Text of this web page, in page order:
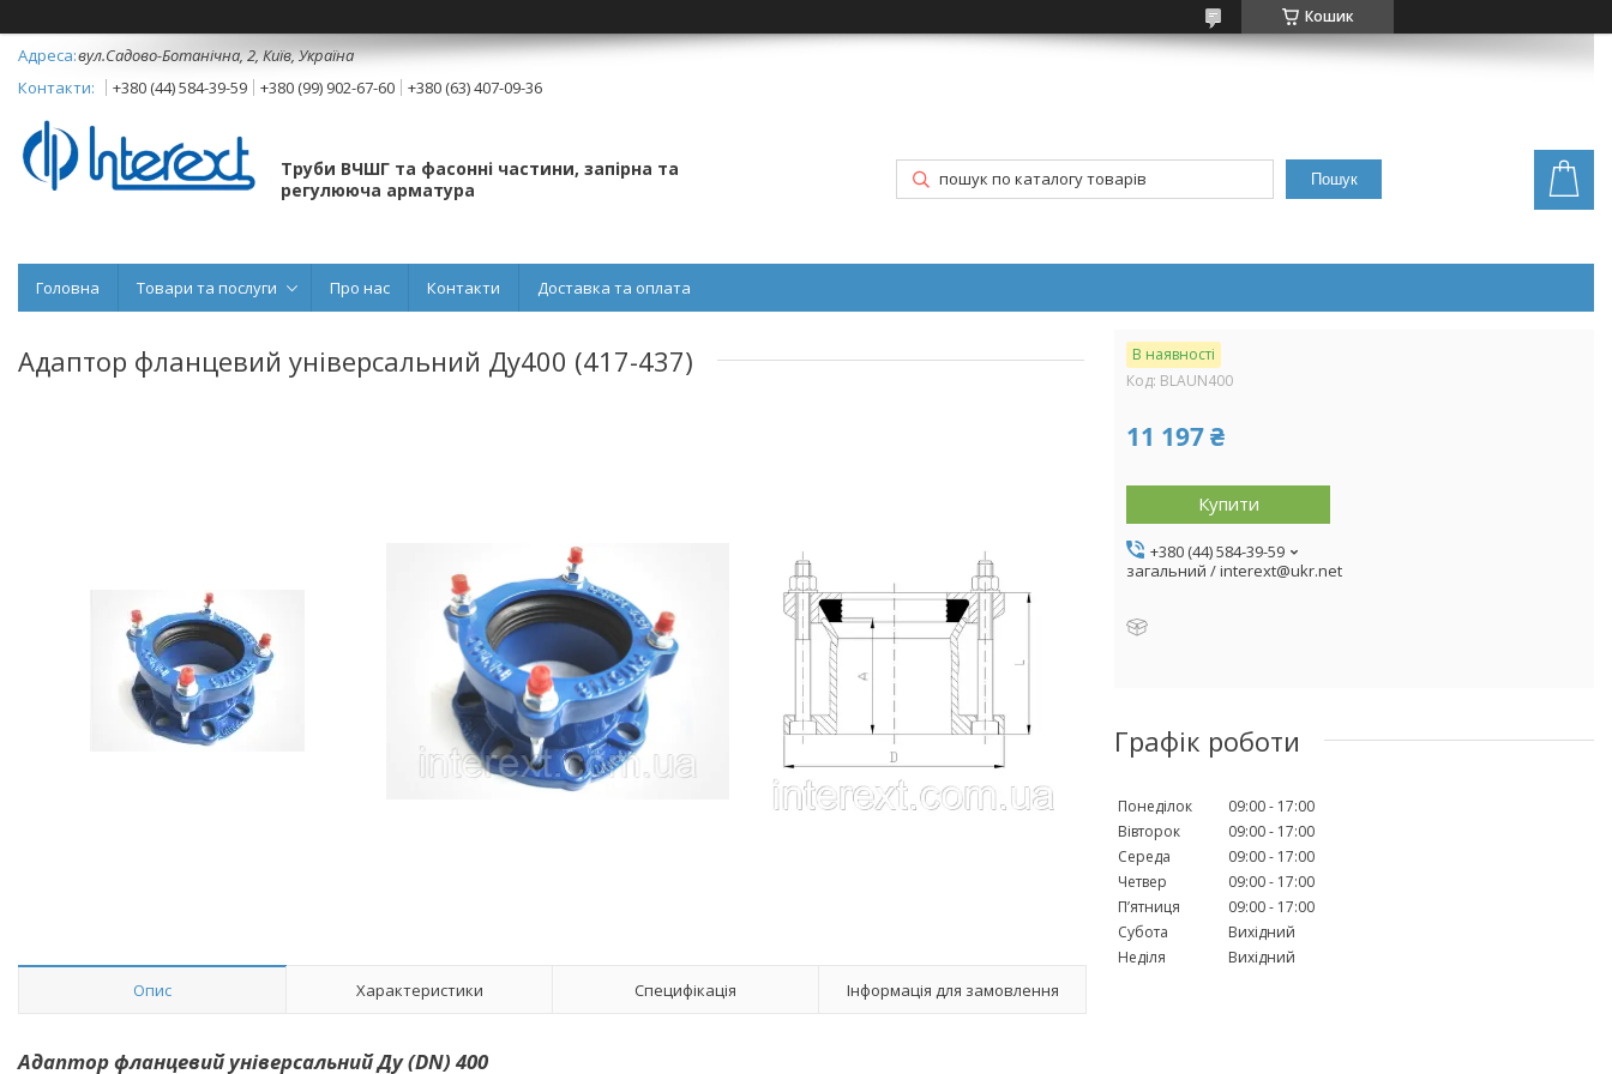
Кошик
вул.Садово-Ботанічна, 2, Київ, Україна
+380 (44) 584-39-59
+380 (99) 902-67-60 +380 (63) 407-09-36
Труби ВЧШГ та фасонні частини, запірна та
регулююча арматура
Пошук
Головна Товари та послуги Про нас Контакти Доставка та оплата
Адаптор фланцевий універсальний Ду400 (417-437)
Опис Характеристики Специфікація Інформація для замовлення
Адаптор фланцевий універсальний Ду (DN) 400
В наявності
Код: BLAUN400
11 197 ₴
Купити
+380 (44) 584-39-59
загальний / interext@ukr.net
Графік роботи
Понеділок 09:00
17:00
Вівторок
09:00
17:00
Середа
09:00
17:00
Четвер
09:00
17:00
Пʼятниця
09:00
17:00
Субота
Вихідний
Неділя
Вихідний